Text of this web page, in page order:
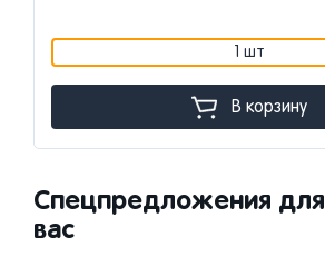
1 шт
В корзину
Спецпредложения для
вас